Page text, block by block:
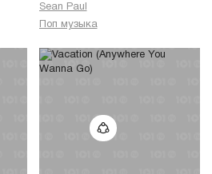
Sean Paul
Поп музыка